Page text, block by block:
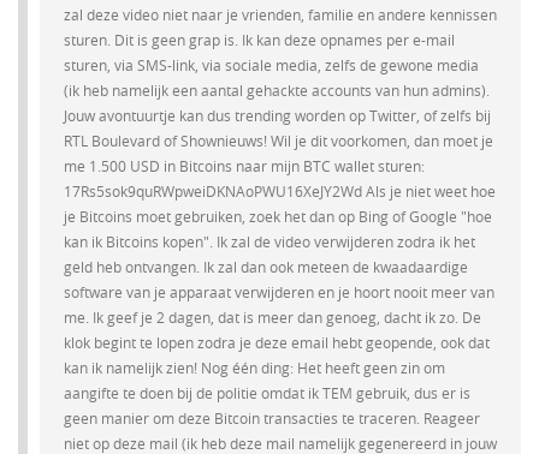
zal deze video niet naar je vrienden, familie en andere kennissen
sturen. Dit is geen grap is. Ik kan deze opnames per e-mail
sturen, via SMS-link, via sociale media, zelfs de gewone media
(ik heb namelijk een aantal gehackte accounts van hun admins).
Jouw avontuurtje kan dus trending worden op Twitter, of zelfs bij
RTL Boulevard of Shownieuws! Wil je dit voorkomen, dan moet je
me 1.500 USD in Bitcoins naar mijn BTC wallet sturen:
17Rs5sok9quRWpweiDKNAoPWU16XeJY2Wd Als je niet weet hoe
je Bitcoins moet gebruiken, zoek het dan op Bing of Google "hoe
kan ik Bitcoins kopen". Ik zal de video verwijderen zodra ik het
geld heb ontvangen. Ik zal dan ook meteen de kwaadaardige
software van je apparaat verwijderen en je hoort nooit meer van
me. Ik geef je 2 dagen, dat is meer dan genoeg, dacht ik zo. De
klok begint te lopen zodra je deze email hebt geopende, ook dat
kan ik namelijk zien! Nog één ding: Het heeft geen zin om
aangifte te doen bij de politie omdat ik TEM gebruik, dus er is
geen manier om deze Bitcoin transacties te traceren. Reageer
niet op deze mail (ik heb deze mail namelijk gegenereerd in jouw